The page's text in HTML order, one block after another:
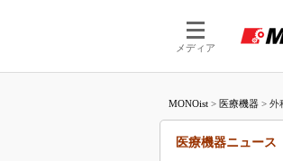
メディア
MONOist > 医療機器 > 外
医療機器ニュース